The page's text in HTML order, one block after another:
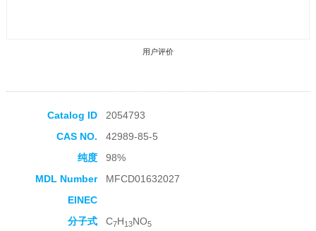
用户评价
Catalog ID
2054793
CAS NO.
42989-85-5
纯度
98%
MDL Number
MFCD01632027
EINEC
分子式
C7H13NO5